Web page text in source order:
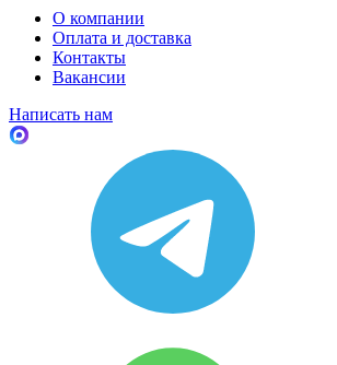
О компании
Оплата и доставка
Контакты
Вакансии
Написать нам